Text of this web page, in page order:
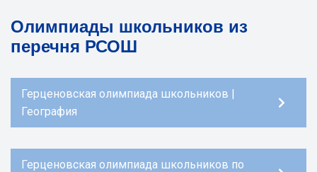
Олимпиады школьников из
перечня РСОШ
Герценовская олимпиада школьников |
География
Герценовская олимпиада школьников по